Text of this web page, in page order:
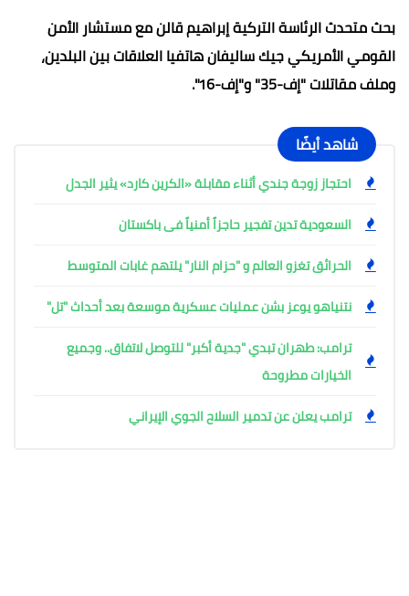
بحث متحدث الرئاسة التركية إبراهيم قالن مع مستشار الأمن
القومي الأمريكي جيك ساليفان هاتفيا العلاقات بين البلدين،
وملف مقاتلات "إف-35" و"إف-16".
شاهد أيضًا
احتجاز زوجة جندي أثناء مقابلة «الكرين كارد» يثير الجدل
السعودية تدين تفجير حاجزاً أمنياً فى باكستان
الحرائق تغزو العالم و "حزام النار" يلتهم غابات المتوسط
نتنياهو يوعز بشن عمليات عسكرية موسعة بعد أحداث "تل"
ترامب: طهران تبدي "جدية أكبر" للتوصل لاتفاق.. وجميع
الخيارات مطروحة
ترامب يعلن عن تدمير السلاح الجوي الإيراني